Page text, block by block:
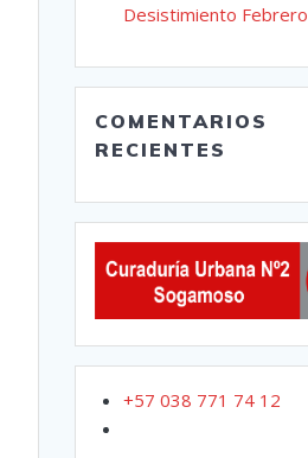
Desistimiento Febrero
COMENTARIOS
RECIENTES
+57 038 771 74 12